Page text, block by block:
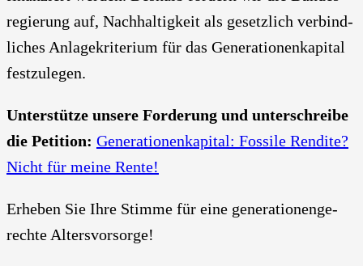
re­gie­rung auf, Nach­hal­tig­keit als gesetz­lich ver­bind­
li­ches Anla­ge­kri­te­ri­um für das Gene­ra­tio­nen­ka­pi­tal
fest­zu­le­gen.
Unter­stüt­ze unse­re For­de­rung und unter­schrei­be
die Peti­ti­on: Gene­ra­tio­nen­ka­pi­tal: Fos­si­le Ren­di­te?
Nicht für mei­ne Ren­te!
Erhe­ben Sie Ihre Stim­me für eine gene­ra­tio­nen­ge­
rech­te Alters­vor­sor­ge!